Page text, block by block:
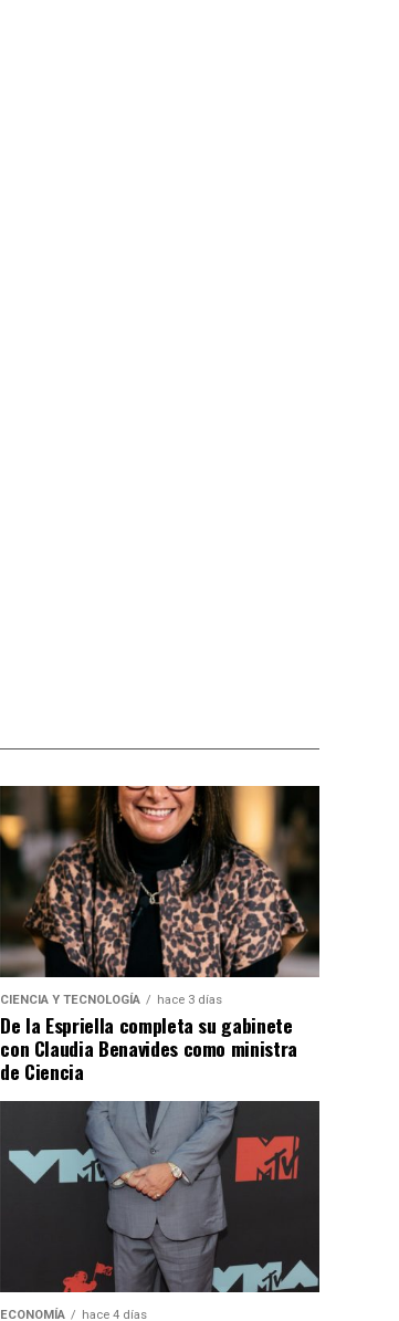
CIENCIA Y TECNOLOGÍA hace 3 días
De la Espriella completa su gabinete
con Claudia Benavides como ministra
de Ciencia
ECONOMÍA hace 4 días